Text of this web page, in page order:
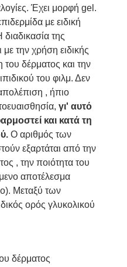
Έχει μορφή gel.
με ειδική
διαδικασία της
την χρήση ειδικής
δέρματος και την
του φιλμ. Δεν
, ήπιο
γι' αυτό
και κατά τη
Ο αριθμός των
εξαρτάται από την
, την ποιότητα του
αποτέλεσμα
Μεταξύ των
ορός γλυκολικού
δέρματος